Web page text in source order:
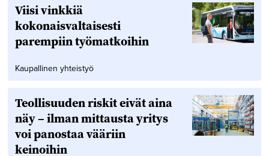
Viisi vinkkiä
kokonaisvaltaisesti
parempiin työmatkoihin
Kaupallinen yhteistyö
Teollisuuden riskit eivät aina
näy – ilman mittausta yritys
voi panostaa vääriin
keinoihin